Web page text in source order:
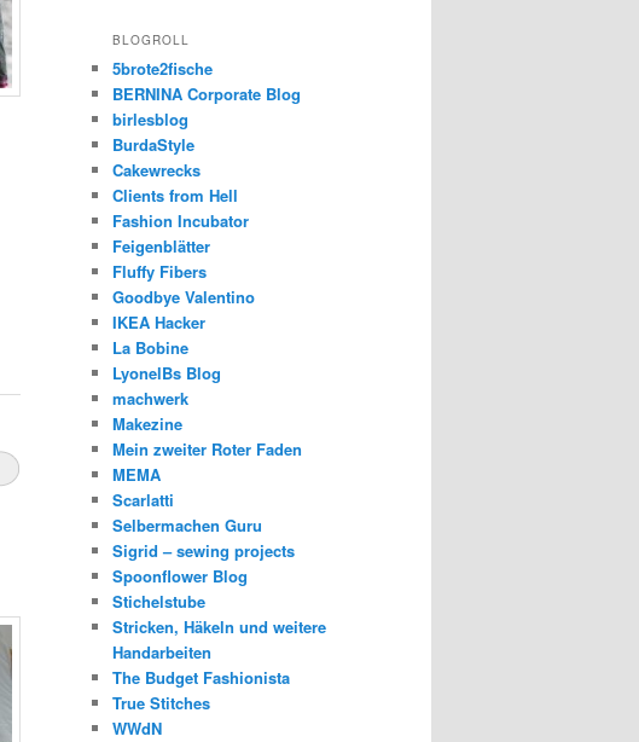
BLOGROLL
5brote2fische
BERNINA Corporate Blog
birlesblog
BurdaStyle
Cakewrecks
Clients from Hell
Fashion Incubator
Feigenblätter
Fluffy Fibers
Goodbye Valentino
IKEA Hacker
La Bobine
LyonelBs Blog
machwerk
Makezine
Mein zweiter Roter Faden
MEMA
Scarlatti
Selbermachen Guru
Sigrid – sewing projects
Spoonflower Blog
Stichelstube
Stricken, Häkeln und weitere
Handarbeiten
The Budget Fashionista
True Stitches
WWdN